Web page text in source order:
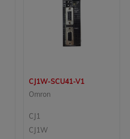
CJ1W-SCU41-V1
Omron
CJ1
CJ1W